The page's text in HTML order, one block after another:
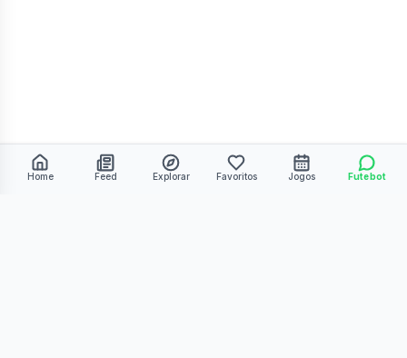
Home Feed Explorar Favoritos Jogos Futebot